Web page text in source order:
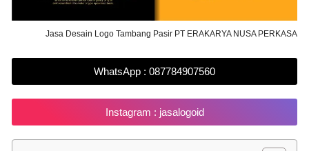
Jasa Desain Logo Tambang Pasir PT ERAKARYA NUSA PERKASA
WhatsApp : 087784907560
Instagram : jasalogoid